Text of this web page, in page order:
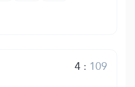
4: 109